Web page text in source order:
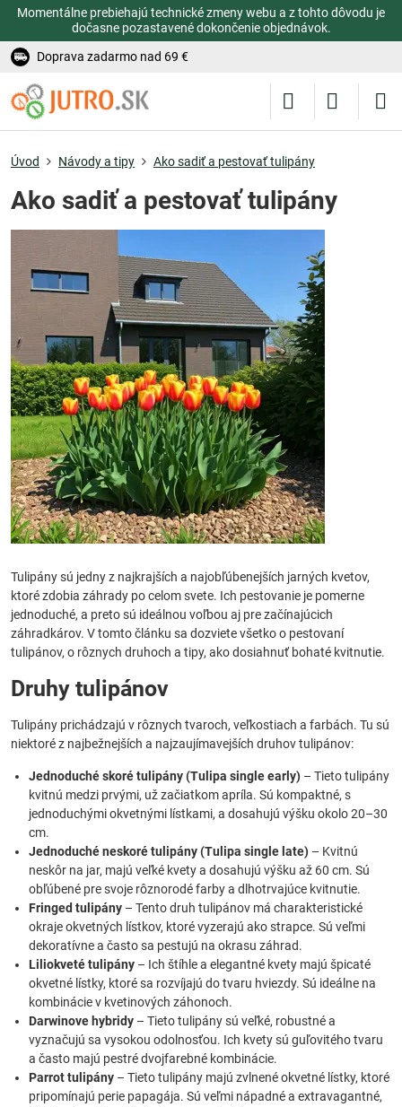
Momentálne prebiehajú technické zmeny webu a z tohto dôvodu je
dočasne pozastavené dokončenie objednávok.
Doprava zadarmo nad 69 €
Úvod Návody a tipy Ako sadiť a pestovať tulipány
Ako sadiť a pestovať tulipány
Tulipány sú jedny z najkrajších a najobľúbenejších jarných kvetov,
ktoré zdobia záhrady po celom svete. Ich pestovanie je pomerne
jednoduché, a preto sú ideálnou voľbou aj pre začínajúcich
záhradkárov. V tomto článku sa dozviete všetko o pestovaní
tulipánov, o rôznych druhoch a tipy, ako dosiahnuť bohaté kvitnutie.
Druhy tulipánov
Tulipány prichádzajú v rôznych tvaroch, veľkostiach a farbách. Tu sú
niektoré z najbežnejších a najzaujímavejších druhov tulipánov:
Jednoduché skoré tulipány (Tulipa single early) – Tieto tulipány
kvitnú medzi prvými, už začiatkom apríla. Sú kompaktné, s
jednoduchými okvetnými lístkami, a dosahujú výšku okolo 20–30
cm.
Jednoduché neskoré tulipány (Tulipa single late) – Kvitnú
neskôr na jar, majú veľké kvety a dosahujú výšku až 60 cm. Sú
obľúbené pre svoje rôznorodé farby a dlhotrvajúce kvitnutie.
Fringed tulipány – Tento druh tulipánov má charakteristické
okraje okvetných lístkov, ktoré vyzerajú ako strapce. Sú veľmi
dekoratívne a často sa pestujú na okrasu záhrad.
Liliokveté tulipány – Ich štíhle a elegantné kvety majú špicaté
okvetné lístky, ktoré sa rozvíjajú do tvaru hviezdy. Sú ideálne na
kombinácie v kvetinových záhonoch.
Darwinove hybridy – Tieto tulipány sú veľké, robustné a
vyznačujú sa vysokou odolnosťou. Ich kvety sú guľovitého tvaru
a často majú pestré dvojfarebné kombinácie.
Parrot tulipány – Tieto tulipány majú zvlnené okvetné lístky, ktoré
pripomínajú perie papagája. Sú veľmi nápadné a extravagantné,